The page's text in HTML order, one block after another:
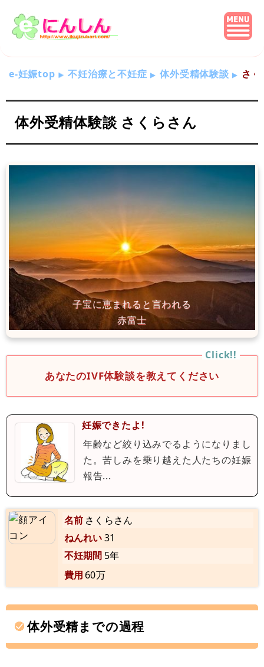
e-妊娠top 不妊治療と不妊症 体外受精体験談 さ
体外受精体験談 さくらさん
あなたのIVF体験談を教えてください
妊娠できたよ!
年齢など絞り込みでるようになりまし
た。苦しみを乗り越えた人たちの妊娠
報告...
名前 さくらさん
ねんれい31
不妊期間 5年
費用 60万
体外受精までの過程